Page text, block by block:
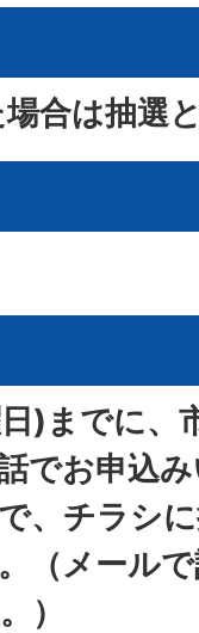
合は抽選
)までに、
でお申込
、チラシ
（メール
）